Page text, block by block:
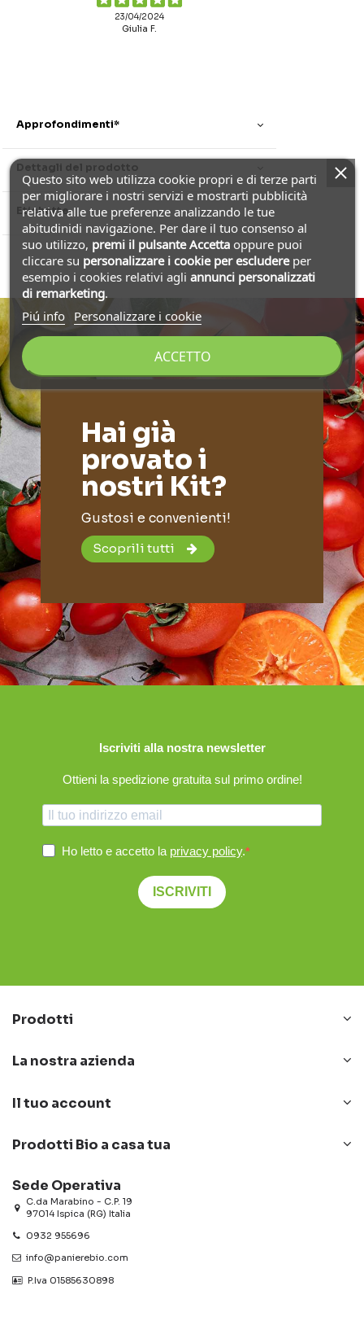
23/04/2024
Giulia F.
Approfondimenti*
Dettagli del prodotto
Etichette
Hai già
provato i
nostri Kit?
Gustosi e convenienti!
Scoprili tutti
Iscriviti alla nostra newsletter
Ottieni la spedizione gratuita sul primo ordine!
Ho letto e accetto la privacy policy.
ISCRIVITI
Prodotti
La nostra azienda
Il tuo account
Prodotti Bio a casa tua
Sede Operativa
C.da Marabino - C.P. 19
97014 Ispica (RG) Italia
0932 955696
info@panierebio.com
‎‎‎‎‎ P.Iva 01585630898
Questo sito web utilizza cookie propri e di terze parti
per migliorare i nostri servizi e mostrarti pubblicità
relativa alle tue preferenze analizzando le tue
abitudinidi navigazione. Per dare il tuo consenso al
suo utilizzo, premi il pulsante Accettaoppure puoi
cliccare su personalizzare i cookie per escludereper
esempio i cookies relativi agli annunci personalizzati
di remarketing.
Piú info
Personalizzare i cookie
ACCETTO